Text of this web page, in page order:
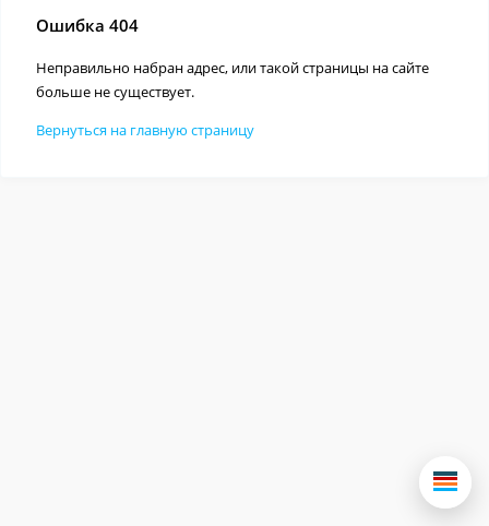
Ошибка 404
Неправильно набран адрес, или такой страницы на сайте
больше не существует.
Вернуться на главную страницу